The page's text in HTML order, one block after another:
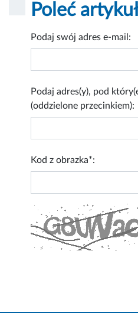
Poleć
Podaj swój adres e-mail:
Podaj adres(y), pod
(oddzielone przecinkiem):
Kod z obrazka*: